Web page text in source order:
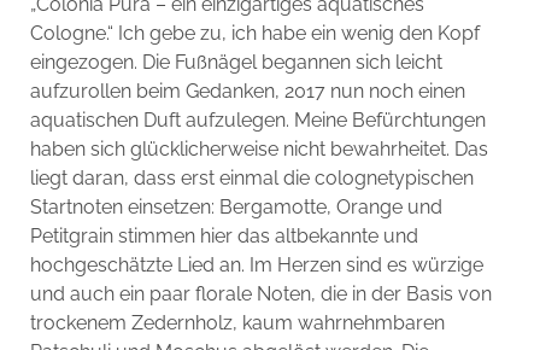
„Colonia Pura – ein einzigartiges aquatisches
Cologne.“ Ich gebe zu, ich habe ein wenig den Kopf
eingezogen. Die Fußnägel begannen sich leicht
aufzurollen beim Gedanken, 2017 nun noch einen
aquatischen Duft aufzulegen. Meine Befürchtungen
haben sich glücklicherweise nicht bewahrheitet. Das
liegt daran, dass erst einmal die colognetypischen
Startnoten einsetzen: Bergamotte, Orange und
Petitgrain stimmen hier das altbekannte und
hochgeschätzte Lied an. Im Herzen sind es würzige
und auch ein paar florale Noten, die in der Basis von
trockenem Zedernholz, kaum wahrnehmbaren